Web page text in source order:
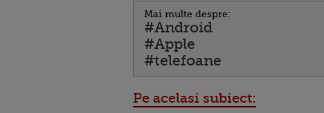
Mai multe despre:
#Android
#Apple
#telefoane
Pe acelasi subiect: